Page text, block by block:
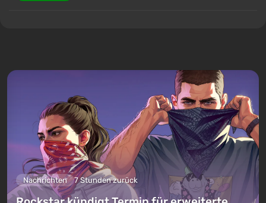
Nachrichten 7 Stunden zurück